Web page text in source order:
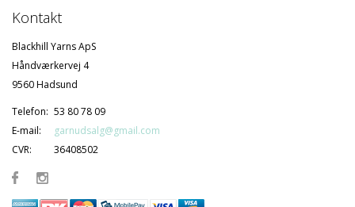
Kontakt
Blackhill Yarns ApS
Håndværkervej 4
9560 Hadsund
Telefon: 53 80 78 09
E-mail:
garnudsalg@gmail.com
CVR:
36408502